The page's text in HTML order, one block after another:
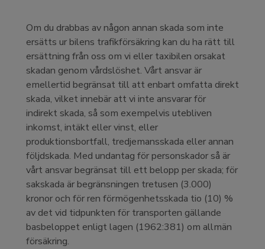
Om du drabbas av någon annan skada som inte
ersätts ur bilens trafikförsäkring kan du ha rätt till
ersättning från oss om vi eller taxibilen orsakat
skadan genom vårdslöshet. Vårt ansvar är
emellertid begränsat till att enbart omfatta direkt
skada, vilket innebär att vi inte ansvarar för
indirekt skada, så som exempelvis utebliven
inkomst, intäkt eller vinst, eller
produktionsbortfall, tredjemansskada eller annan
följdskada. Med undantag för personskador så är
vårt ansvar begränsat till ett belopp per skada; för
sakskada är begränsningen tretusen (3.000)
kronor och för ren förmögenhetsskada tio (10) %
av det vid tidpunkten för transporten gällande
basbeloppet enligt lagen (1962:381) om allmän
försäkring.